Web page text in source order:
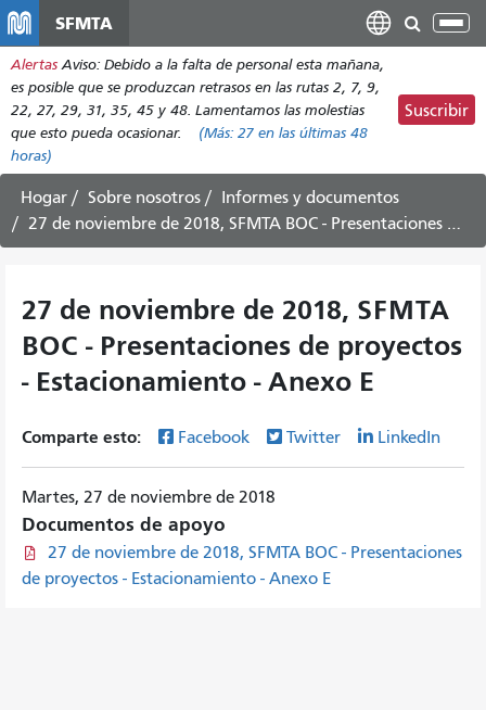
contenido
principal
SFMTA
Alertas Aviso: Debido a la falta de personal esta mañana,
es posible que se produzcan retrasos en las rutas 2, 7, 9,
22, 27, 29, 31, 35, 45 y 48. Lamentamos las molestias
que esto pueda ocasionar.
(Más: 27 en las últimas 48
horas)
Suscribir
Hogar Sobre nosotros
Informes y documentos
27 de noviembre de 2018, SFMTA BOC - Presentaciones de proyectos - Estacionamiento - Anexo E
27 de noviembre de 2018, SFMTA
BOC - Presentaciones de proyectos
- Estacionamiento - Anexo E
Comparte esto: Facebook Twitter LinkedIn
Martes, 27 de noviembre de 2018
Documentos de apoyo
27 de noviembre de 2018, SFMTA BOC - Presentaciones
de proyectos - Estacionamiento - Anexo E